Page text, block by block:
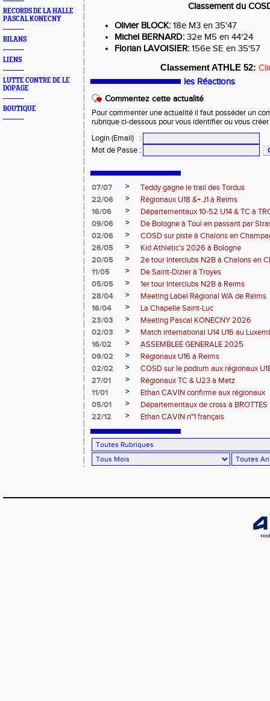
RECORDS DE LA HALLE
PASCAL KONECNY
BILANS
LIENS
LUTTE CONTRE DE LE
DOPAGE
BOUTIQUE
Classement du
Olivier BLOCK: 18e M3 en 35'47
Michel BERNARD: 32e M5 en 44'24
Florian LAVOISIER: 156e SE en 35'57
Classement ATHLE 52:
les Réactions
Commentez cette actualité
Pour commenter une actualité il faut posséder un
rubrique ci-dessous pour vous identifier ou vous
Login (Email)
:
Mot de Passe :
07/07 >
Teddy gagne le trail des Tordus
22/06
>
Régionaux U18 &+ J1 à Reims
16/06
>
Départementaux 10-52 U14 & TC à
09/06
>
De Bologne à Toul en passant par
02/06
>
COSD sur piste à Chalons en
26/05
>
Kid Athletic's 2026 à Bologne
20/05
>
2e tour Interclubs N2B à Chalons en
11/05
>
De Saint-Dizier à Troyes
05/05
>
1er tour Interclubs N2B à Reims
28/04
>
Meeting Label Régional WA de Reims
16/04
>
La Chapelle Saint-Luc
23/03
>
Meeting Pascal KONECNY 2026
02/03
>
Match international U14 U16 au
16/02
>
ASSEMBLEE GENERALE 2025
09/02
>
Régionaux U16 à Reims
02/02
>
COSD sur le podium aux régionaux
27/01
>
Régionaux TC & U23 à Metz
11/01
>
Ethan CAVIN confirme aux régionaux
05/01
>
Départementaux de cross à BROTTES
22/12
> Ethan CAVIN n°1 français